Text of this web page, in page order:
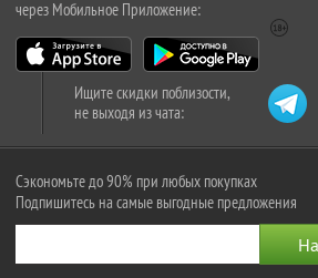
через Мобильное Приложение:
Ищите скидки поблизости,
не выходя из чата:
Сэкономьте до 90% при любых покупках
Подпишитесь на самые выгодные предложения